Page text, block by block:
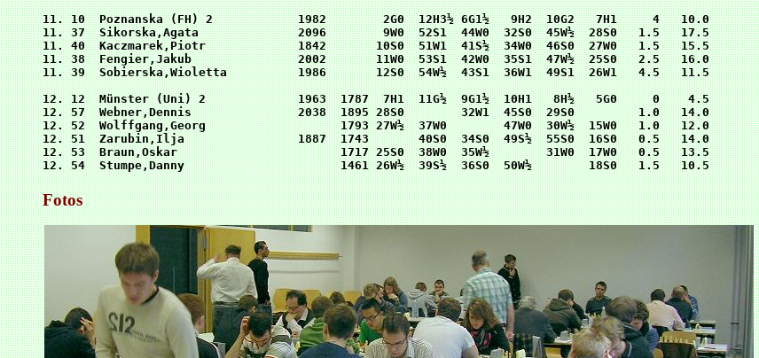
11. 10  Poznanska (FH) 2            1982        2G0  12H3½ 6G1½   9H2  10G2   7H1     4   10.0
11. 37  Sikorska,Agata              2096        9W0  52S1  44W0  32S0  45W½  28S0   1.5   17.5
11. 40  Kaczmarek,Piotr             1842       10S0  51W1  41S½  34W0  46S0  27W0   1.5   15.5
11. 38  Fengier,Jakub               2002       11W0  53S1  42W0  35S1  47W½  25S0   2.5   16.0
11. 39  Sobierska,Wioletta          1986       12S0  54W½  43S1  36W1  49S1  26W1   4.5   11.5
12. 12  Münster (Uni) 2             1963  1787  7H1  11G½  9G1½  10H1   8H½   5G0     0    4.5
12. 57  Webner,Dennis               2038  1895 28S0        32W1  45S0  29S0         1.0   14.0
12. 52  Wolffgang,Georg                   1793 27W½  37W0        47W0  30W½  15W0   1.0   12.0
12. 51  Zarubin,Ilja                1887  1743       40S0  34S0  49S½  55S0  16S0   0.5   14.0
12. 53  Braun,Oskar                       1717 25S0  38W0  35W½        31W0  17W0   0.5   13.5
Fotos